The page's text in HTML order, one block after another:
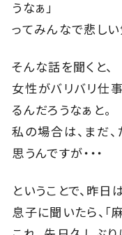
うなぁ」
ってみんなで悲しい
そんな話を聞くと、
女性がバリバリ仕
るんだろうなぁと。
私の場合は、まだ
思うんですが・・・
ということで、昨日
息子に聞いたら、「